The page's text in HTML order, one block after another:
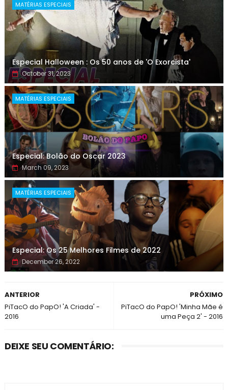
MATÉRIAS ESPECIAIS
Especial Halloween : Os 50 anos de 'O Exorcista'
October 31, 2023
MATÉRIAS ESPECIAIS
Especial: Bolão do Oscar 2023
March 09, 2023
MATÉRIAS ESPECIAIS
Especial: Os 25 Melhores Filmes de 2022
December 26, 2022
PRÓXIMO
PiTacO do PapO! 'Minha Mãe é
uma Peça 2' - 2016
ANTERIOR
PiTacO do PapO! 'A Criada' -
2016
DEIXE SEU COMENTÁRIO: